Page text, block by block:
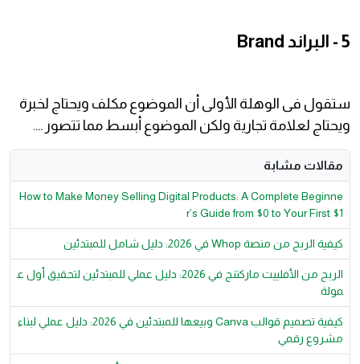
5 - البراند Brand
ستقول فى الوهلة الأولى أن الموضوع مكلف ويحتاج لخبرة
ويحتاج لعلامة تجارية ولكن الموضوع أبسط مما تتصور ....
مقالات مشابة
How to Make Money Selling Digital Products: A Complete Beginne
r’s Guide from $0 to Your First $1
كيفية الربح من منصة Whop في 2026: دليل شامل للمبتدئين
الربح من الأفلييت ماركتنج في 2026: دليل عملي للمبتدئين لتحقيق أول ع
مولة
كيفية تصميم قوالب Canva وبيعها للمبتدئين في 2026: دليل عملي لبناء
مشروع رقمي